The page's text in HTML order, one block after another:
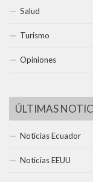
Salud
Turismo
Opiniones
ÚLTIMAS
Noticias Ecuador
Noticias EEUU